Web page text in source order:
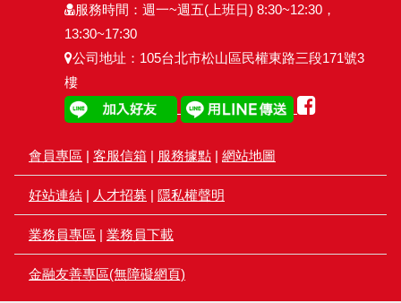
服務時間：週一~週五(上班日) 8:30~12:30，
13:30~17:30
公司地址：105台北市松山區民權東路三段171號3
樓
會員專區 | 客服信箱 | 服務據點 | 網站地圖
好站連結 | 人才招募 | 隱私權聲明
業務員專區 | 業務員下載
金融友善專區(無障礙網頁)